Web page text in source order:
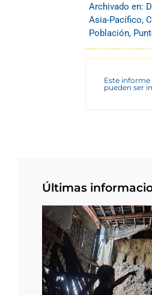
Archivado en:
Asia-Pacífico,
Población,
Este informe
pueden ser
Últimas